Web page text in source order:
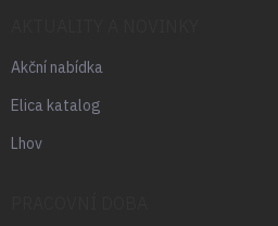
Akční nabídka
Elica katalog
Lhov